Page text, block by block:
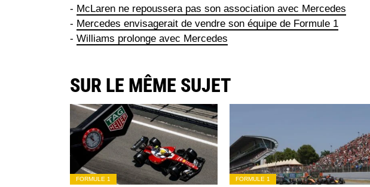
- McLaren ne repoussera pas son association avec Mercedes
- Mercedes envisagerait de vendre son équipe de Formule 1
- Williams prolonge avec Mercedes
SUR LE MÊME SUJET
FORMULE 1 FORMULE 1